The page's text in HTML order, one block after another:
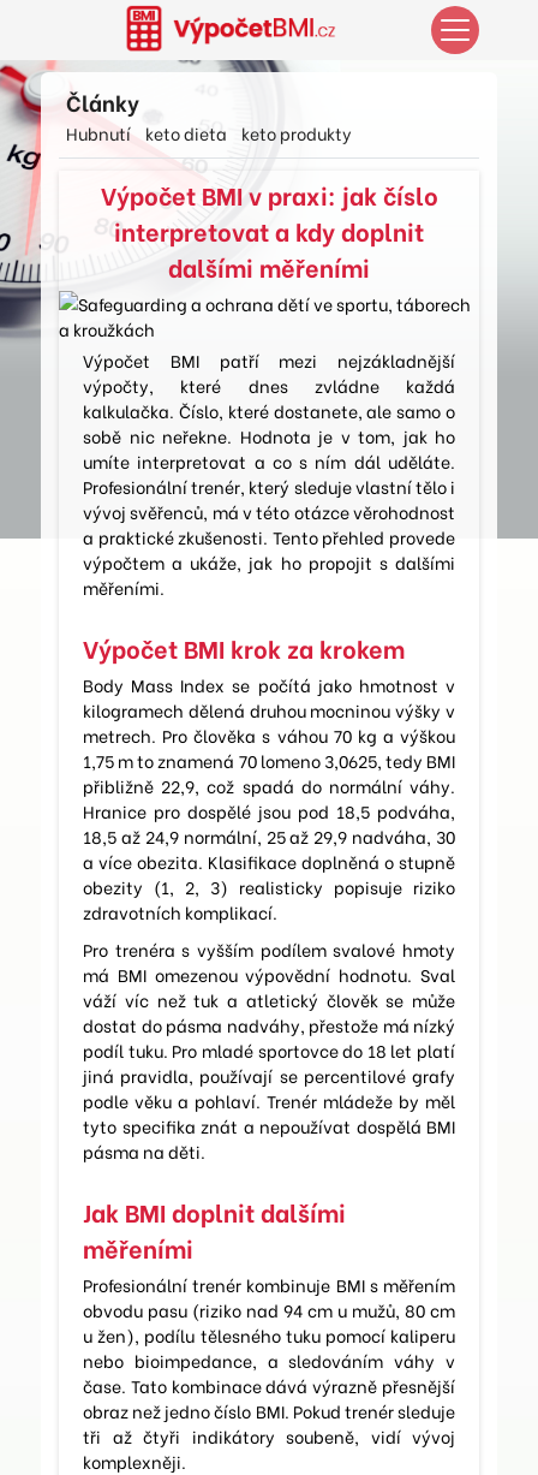
Články
Hubnutí keto dieta keto produkty
Výpočet BMI v praxi: jak číslo
interpretovat a kdy doplnit
dalšími měřeními
Výpočet BMI patří mezi nejzákladnější
výpočty, které dnes zvládne každá
kalkulačka. Číslo, které dostanete, ale samo o
sobě nic neřekne. Hodnota je v tom, jak ho
umíte interpretovat a co s ním dál uděláte.
Profesionální trenér, který sleduje vlastní tělo i
vývoj svěřenců, má v této otázce věrohodnost
a praktické zkušenosti. Tento přehled provede
výpočtem a ukáže, jak ho propojit s dalšími
měřeními.
Výpočet BMI krok za krokem
Body Mass Index se počítá jako hmotnost v
kilogramech dělená druhou mocninou výšky v
metrech. Pro člověka s váhou 70 kg a výškou
1,75 m to znamená 70 lomeno 3,0625, tedy BMI
přibližně 22,9, což spadá do normální váhy.
Hranice pro dospělé jsou pod 18,5 podváha,
18,5 až 24,9 normální, 25 až 29,9 nadváha, 30
a více obezita. Klasifikace doplněná o stupně
obezity (1, 2, 3) realisticky popisuje riziko
zdravotních komplikací.
Pro trenéra s vyšším podílem svalové hmoty
má BMI omezenou výpovědní hodnotu. Sval
váží víc než tuk a atletický člověk se může
dostat do pásma nadváhy, přestože má nízký
podíl tuku. Pro mladé sportovce do 18 let platí
jiná pravidla, používají se percentilové grafy
podle věku a pohlaví. Trenér mládeže by měl
tyto specifika znát a nepoužívat dospělá BMI
pásma na děti.
Jak BMI doplnit dalšími
měřeními
Profesionální trenér kombinuje BMI s měřením
obvodu pasu (riziko nad 94 cm u mužů, 80 cm
u žen), podílu tělesného tuku pomocí kaliperu
nebo bioimpedance, a sledováním váhy v
čase. Tato kombinace dává výrazně přesnější
obraz než jedno číslo BMI. Pokud trenér sleduje
tři až čtyři indikátory soubeně, vidí vývoj
komplexněji.